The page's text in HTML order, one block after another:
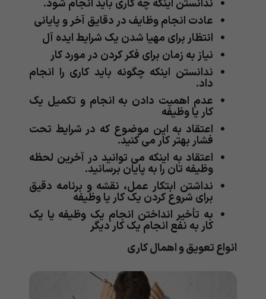
ندانستن اینکه چه کاری باید انجام شود.
عادت انجام وظایف در دقایق آخر‌ و پایانی
انتظار برای مهیا شدن یک شرایط ایده آل
نیاز به زمان برای فکر کردن در مورد کار
ندانستن اینکه چگونه باید کاری را انجام
داد.
عدم اهمیت دادن‌ به انجام و تکمیل یک
کار یا وظیفه
اعتقاد به این موضوع که در شرایط تحت
فشار بهتر کار می کنید.
اعتقاد به اینکه می توانید در آخرین لحظه
وظیفه تان را به پایان برسانید.
نداشتن ابتکار عمل، نقشه و برنامه دقیق
برای شروع کردن یک کار یا وظیفه
به تأخیر انداختن انجام یک وظیفه یا یک
کار به نفع انجام‌ یک کار دیگر
انواع تعویق و اهمال کاری